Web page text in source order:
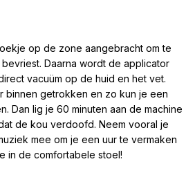
op de zone aangebracht om te
Daarna wordt de applicator
vacuüm op de huid en het vet.
binnen getrokken en zo kun je een
Dan lig je 60 minuten aan de machine
de kou verdoofd. Neem vooral je
mee om je een uur te vermaken
in de comfortabele stoel!